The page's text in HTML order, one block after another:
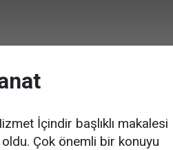
İçindir başlıklı makalesi
Çok önemli bir konuyu